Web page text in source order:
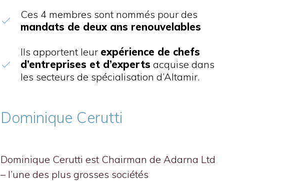
Ces 4 membres sont nommés pour des
mandats de deux ans renouvelables
Ils apportent leur expérience de chefs
d’entreprises et d’experts acquise dans
les secteurs de spécialisation d’Altamir.
Dominique Cerutti
Dominique Cerutti est Chairman de Adarna Ltd
– l’une des plus grosses sociétés